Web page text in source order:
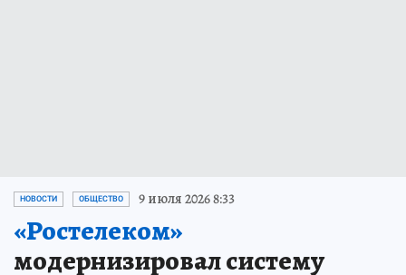
НОВОСТИ ОБЩЕСТВО 9 июля 2026 8:33
«Ростелеком»
модернизировал систему